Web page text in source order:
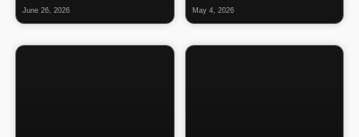
June 26, 2026 May 4, 2026